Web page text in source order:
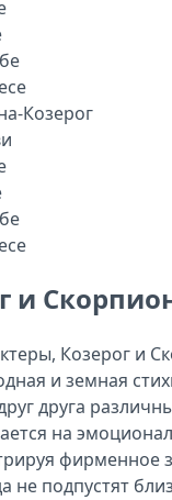
Козерог
и
Козерог и
и земная
друга
на
фирменное
не подпустят